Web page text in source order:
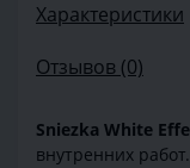
Характеристики
Отзывов (0)
Sniezka White
внутренних работ.